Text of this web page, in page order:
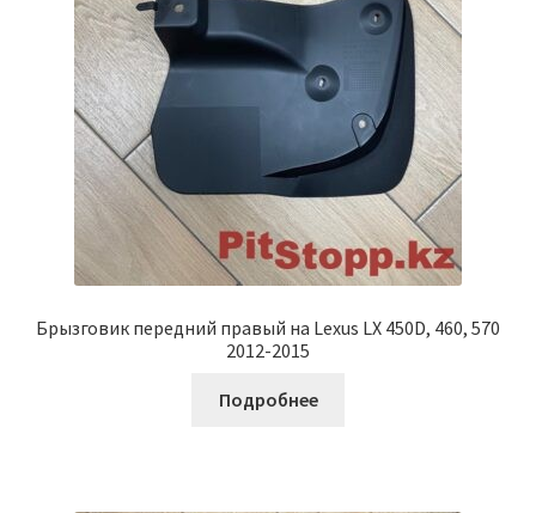
Брызговик передний правый на Lexus LX 450D, 460, 570
2012-2015
Подробнее